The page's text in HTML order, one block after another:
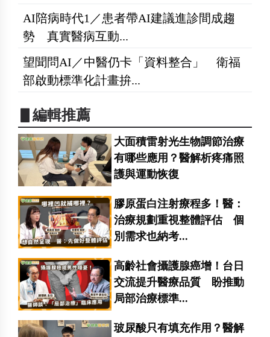
AI陪病時代1／患者帶AI建議進診間成趨
勢 真實醫病互動...
望聞問AI／中醫仍卡「資料整合」 衛福
部啟動標準化計畫拚...
▋編輯推薦
大面積雷射光生物調節治療
有哪些應用？醫解析疼痛照
護與運動恢復
膠原蛋白注射療程多！醫：
治療規劃重視整體評估 個
別需求也納考...
高齡社會攝護腺癌增！台日
交流提升醫療品質 盼推動
局部治療標準...
玻尿酸只有填充作用？醫解